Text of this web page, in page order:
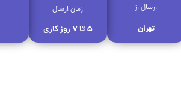
ارسال از
تهران
زمان ارسال
۵ تا ۷ روز کاری